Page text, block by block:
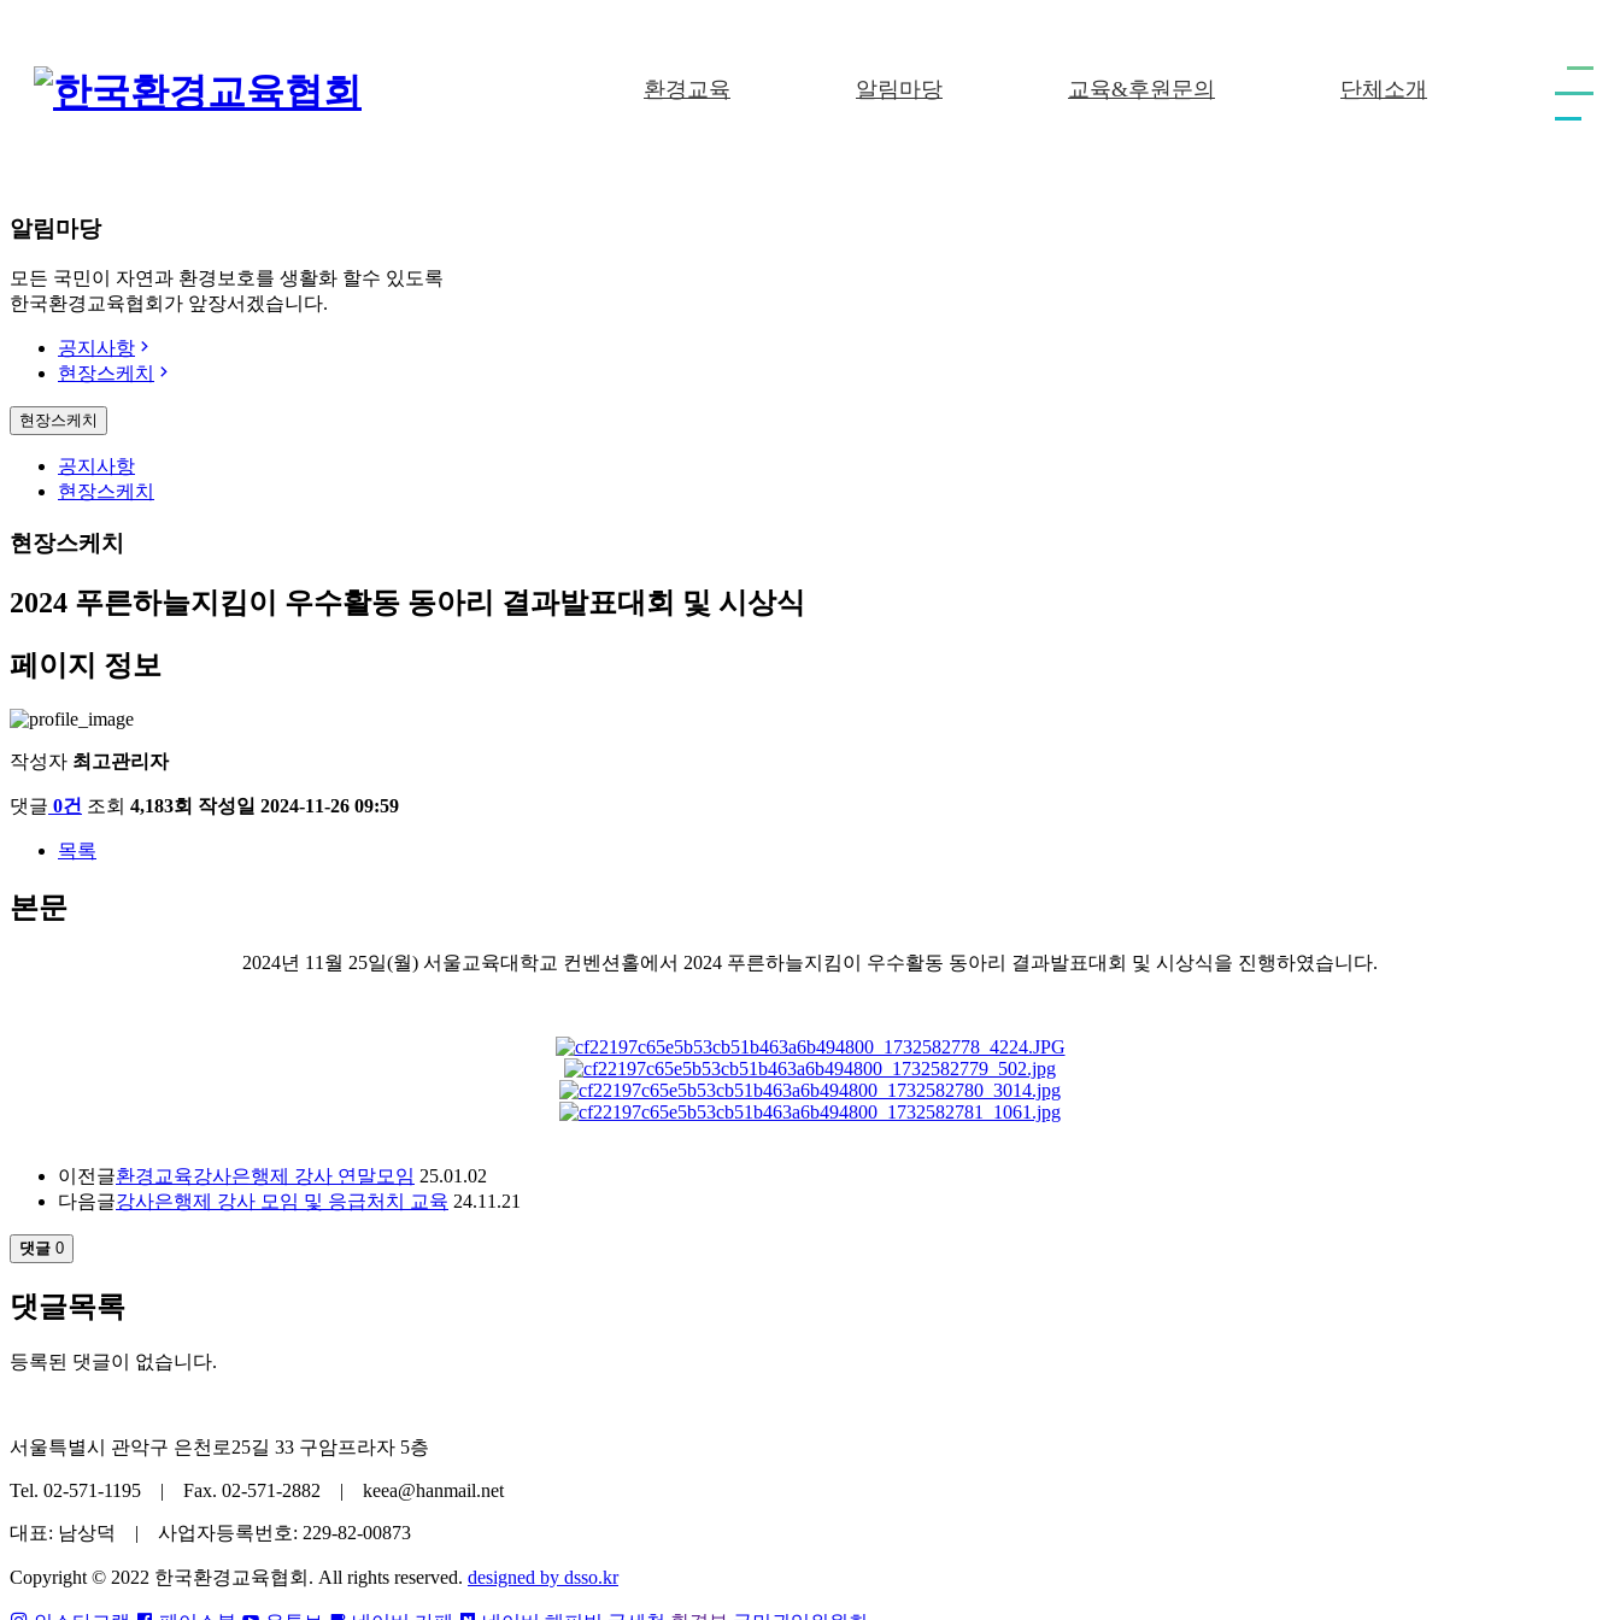
환경교육 알림마당 교육&후원문의 단체소개
알림마당
모든 국민이 자연과 환경보호를 생활화 할수 있도록
한국환경교육협회가 앞장서겠습니다.
공지사항
현장스케치
현장스케치
공지사항
현장스케치
현장스케치
2024 푸른하늘지킴이 우수활동 동아리 결과발표대회 및 시상식
페이지 정보
작성자 최고관리자
댓글 0건 조회 4,183회 작성일 2024-11-26 09:59
목록
본문
2024년 11월 25일(월) 서울교육대학교 컨벤션홀에서 2024 푸른하늘지킴이 우수활동 동아리 결과발표대회 및 시상식을 진행하였습니다.
이전글환경교육강사은행제 강사 연말모임 25.01.02
다음글강사은행제 강사 모임 및 응급처치 교육 24.11.21
댓글 0
댓글목록
등록된 댓글이 없습니다.
서울특별시 관악구 은천로25길 33 구암프라자 5층
Tel. 02-571-1195 | Fax. 02-571-2882 | keea@hanmail.net
대표: 남상덕 | 사업자등록번호: 229-82-00873
Copyright © 2022 한국환경교육협회. All rights reserved. designed by dsso.kr